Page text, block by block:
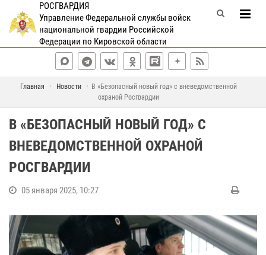
РОСГВАРДИЯ
Управление Федеральной службы войск
национальной гвардии Российской
Федерации по Кировской области
Главная Новости
В «Безопасный новый год» с вневедомственной
охраной Росгвардии
В «БЕЗОПАСНЫЙ НОВЫЙ ГОД» С
ВНЕВЕДОМСТВЕННОЙ ОХРАНОЙ
РОСГВАРДИИ
05 января 2025, 10:27